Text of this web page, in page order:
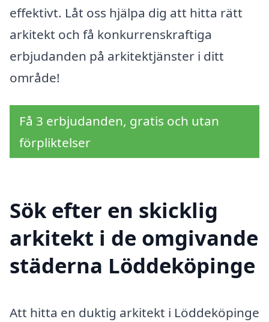
effektivt. Låt oss hjälpa dig att hitta rätt
arkitekt och få konkurrenskraftiga
erbjudanden på arkitektjänster i ditt
område!
Få 3 erbjudanden, gratis och utan
förpliktelser
Sök efter en skicklig
arkitekt i de omgivande
städerna Löddeköpinge
Att hitta en duktig arkitekt i Löddeköpinge